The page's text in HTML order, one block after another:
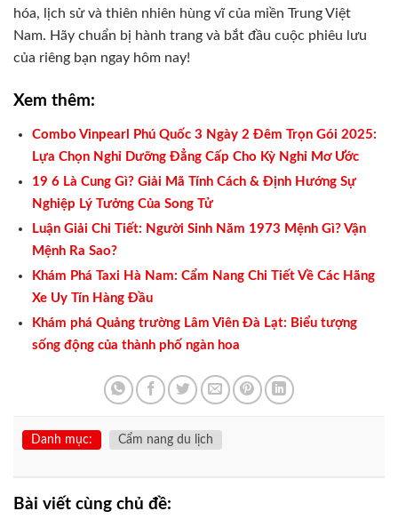
hóa, lịch sử và thiên nhiên hùng vĩ của miền Trung Việt
Nam. Hãy chuẩn bị hành trang và bắt đầu cuộc phiêu lưu
của riêng bạn ngay hôm nay!
Xem thêm:
Combo Vinpearl Phú Quốc 3 Ngày 2 Đêm Trọn Gói 2025:
Lựa Chọn Nghỉ Dưỡng Đẳng Cấp Cho Kỳ Nghỉ Mơ Ước
19 6 Là Cung Gì? Giải Mã Tính Cách & Định Hướng Sự
Nghiệp Lý Tưởng Của Song Tử
Luận Giải Chi Tiết: Người Sinh Năm 1973 Mệnh Gì? Vận
Mệnh Ra Sao?
Khám Phá Taxi Hà Nam: Cẩm Nang Chi Tiết Về Các Hãng
Xe Uy Tín Hàng Đầu
Khám phá Quảng trường Lâm Viên Đà Lạt: Biểu tượng
sống động của thành phố ngàn hoa
Danh mục: Cẩm nang du lịch
Bài viết cùng chủ đề: